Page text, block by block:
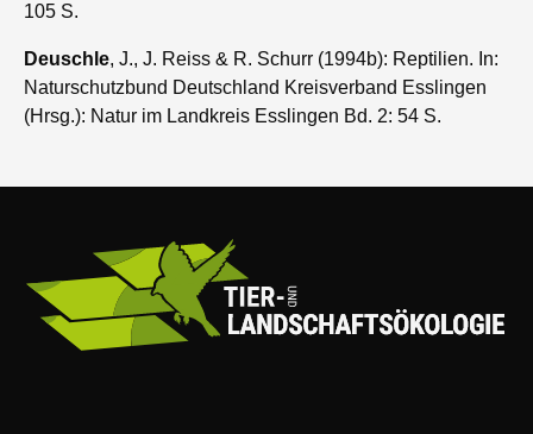
105 S.
Deuschle, J., J. Reiss & R. Schurr (1994b): Reptilien. In:
Naturschutzbund Deutschland Kreisverband Esslingen
(Hrsg.): Natur im Landkreis Esslingen Bd. 2: 54 S.